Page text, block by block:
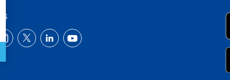
de confidentialité, en garantissant la conformité avec les